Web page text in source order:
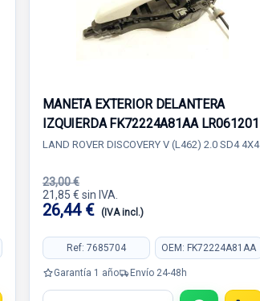
MANETA EXTERIOR DELANTERA
IZQUIERDA FK72224A81AA LR061201
LAND ROVER DISCOVERY V (L462) 2.0 SD4 4X4
23,00 €
21,85 € sin IVA.
26,44 € (IVA incl.)
Ref: 7685704 OEM: FK72224A81AA
Garantía 1 año Envío 24-48h